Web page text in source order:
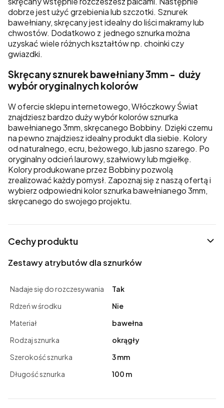
dobrze jest użyć grzebienia lub szczotki. Sznurek
bawełniany, skręcany jest idealny do liści makramy lub
chwostów. Dodatkowo z jednego sznurka można
uzyskać wiele różnych kształtów np. choinki czy
gwiazdki.
Skręcany sznurek bawełniany 3mm - duży
wybór oryginalnych kolorów
W ofercie sklepu internetowego, Włóczkowy Świat
znajdziesz bardzo duży wybór kolorów sznurka
bawełnianego 3mm, skręcanego Bobbiny. Dzięki czemu
na pewno znajdziesz idealny produkt dla siebie. Kolory
od naturalnego, ecru, beżowego, lub jasno szarego. Po
oryginalny odcień laurowy, szałwiowy lub mgiełkę.
Kolory produkowane przez Bobbiny pozwolą
zrealizować każdy pomysł. Zapoznaj się z naszą ofertą i
wybierz odpowiedni kolor sznurka bawełnianego 3mm,
skręcanego do swojego projektu.
Cechy produktu
Zestawy atrybutów dla sznurków
Nadaje się do rozczesywania
Tak
Rdzeń w środku
Nie
Materiał
bawełna
Rodzaj sznurka
okrągły
Szerokość sznurka
3 mm
Długość sznurka
100 m